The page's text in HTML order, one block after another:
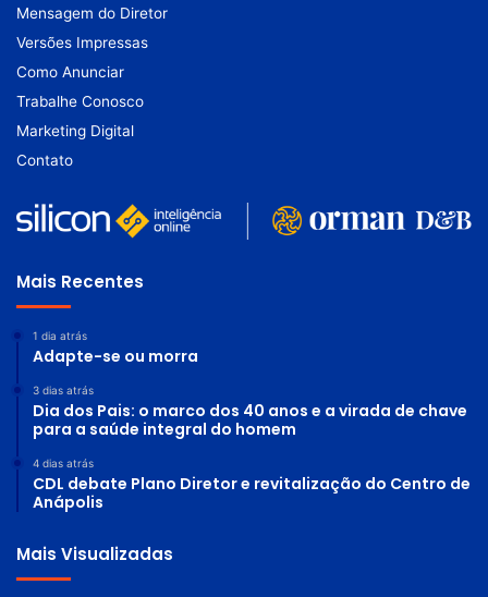
Mensagem do Diretor
Versões Impressas
Como Anunciar
Trabalhe Conosco
Marketing Digital
Contato
Mais Recentes
1 dia atrás
Adapte-se ou morra
3 dias atrás
Dia dos Pais: o marco dos 40 anos e a virada de chave
para a saúde integral do homem
4 dias atrás
CDL debate Plano Diretor e revitalização do Centro de
Anápolis
Mais Visualizadas